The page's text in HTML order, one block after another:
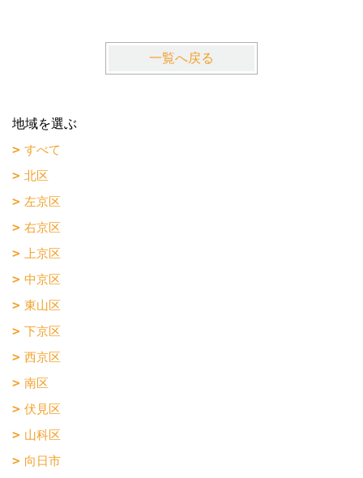
一覧へ戻る
地域を選ぶ
すべて
北区
左京区
右京区
上京区
中京区
東山区
下京区
西京区
南区
伏見区
山科区
向日市